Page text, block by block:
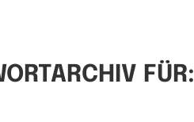
FÜR: